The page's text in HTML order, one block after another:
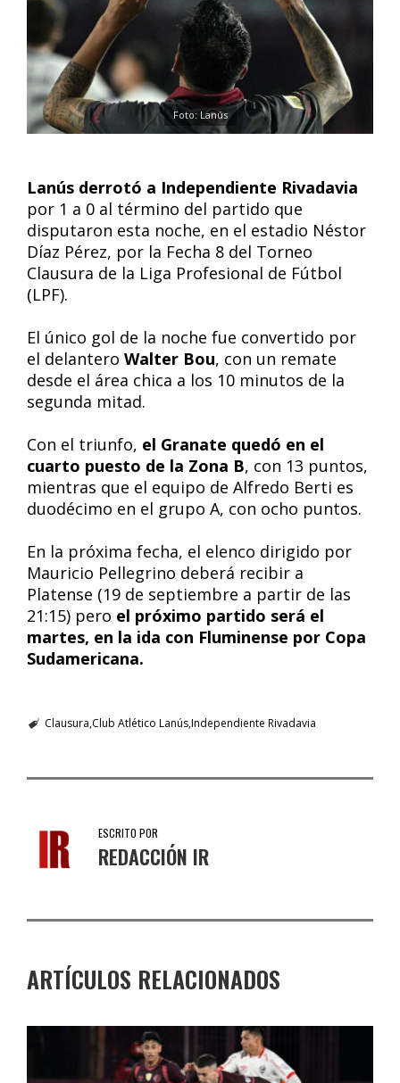
Foto: Lanús
Lanús derrotó a Independiente Rivadavia
por 1 a 0 al término del partido que
disputaron esta noche, en el estadio Néstor
Díaz Pérez, por la Fecha 8 del Torneo
Clausura de la Liga Profesional de Fútbol
(LPF).
El único gol de la noche fue convertido por
el delantero Walter Bou, con un remate
desde el área chica a los 10 minutos de la
segunda mitad.
Con el triunfo, el Granate quedó en el
cuarto puesto de la Zona B, con 13 puntos,
mientras que el equipo de Alfredo Berti es
duodécimo en el grupo A, con ocho puntos.
En la próxima fecha, el elenco dirigido por
Mauricio Pellegrino deberá recibir a
Platense (19 de septiembre a partir de las
21:15) pero el próximo partido será el
martes, en la ida con Fluminense por Copa
Sudamericana.
Clausura Club Atlético LanúsIndependiente Rivadavia
ESCRITO POR
REDACCIÓN IR
ARTÍCULOS RELACIONADOS